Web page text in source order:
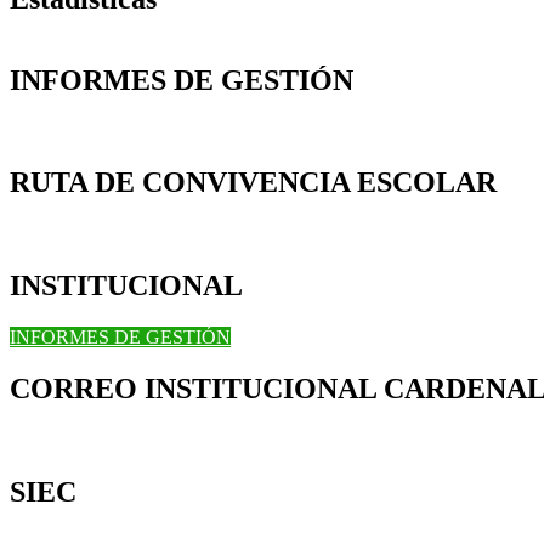
INFORMES DE GESTIÓN
RUTA DE CONVIVENCIA ESCOLAR
INSTITUCIONAL
INFORMES DE GESTIÓN
CORREO INSTITUCIONAL
SIEC